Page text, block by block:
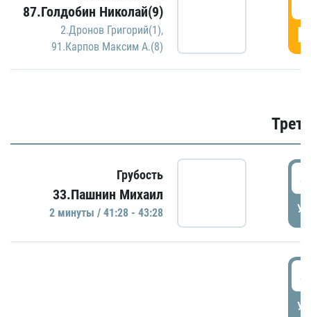
87.Голдобин Николай(9)
2.Дронов Григорий(1),
91.Карпов Максим А.(8)
Грубость
33.Пашнин Михаил
2 минуты / 41:28 - 43:28